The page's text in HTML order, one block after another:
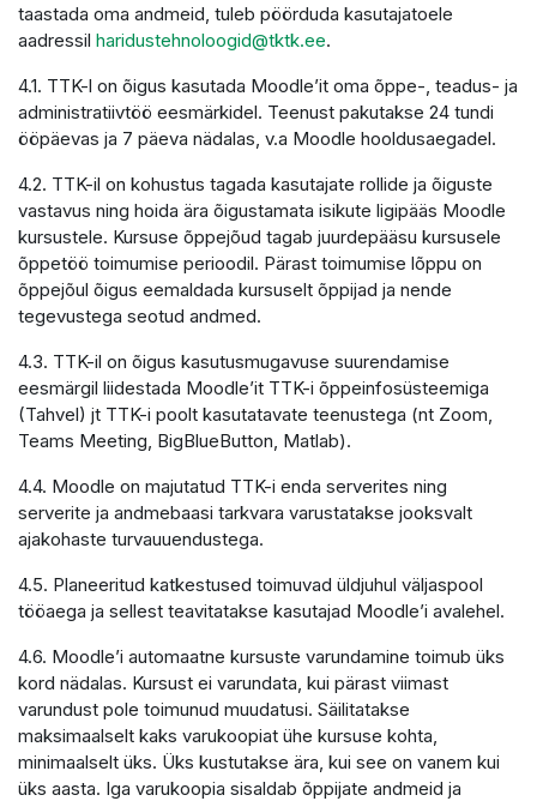
taastada oma andmeid, tuleb pöörduda kasutajatoele
aadressil haridustehnoloogid@tktk.ee.
4.1. TTK-l on õigus kasutada Moodle’it oma õppe-, teadus- ja
administratiivtöö eesmärkidel. Teenust pakutakse 24 tundi
ööpäevas ja 7 päeva nädalas, v.a Moodle hooldusaegadel.
4.2. TTK-il on kohustus tagada kasutajate rollide ja õiguste
vastavus ning hoida ära õigustamata isikute ligipääs Moodle
kursustele. Kursuse õppejõud tagab juurdepääsu kursusele
õppetöö toimumise perioodil. Pärast toimumise lõppu on
õppejõul õigus eemaldada kursuselt õppijad ja nende
tegevustega seotud andmed.
4.3. TTK-il on õigus kasutusmugavuse suurendamise
eesmärgil liidestada Moodle’it TTK-i õppeinfosüsteemiga
(Tahvel) jt TTK-i poolt kasutatavate teenustega (nt Zoom,
Teams Meeting, BigBlueButton, Matlab).
4.4. Moodle on majutatud TTK-i enda serverites ning
serverite ja andmebaasi tarkvara varustatakse jooksvalt
ajakohaste turvauuendustega.
4.5. Planeeritud katkestused toimuvad üldjuhul väljaspool
tööaega ja sellest teavitatakse kasutajad Moodle’i avalehel.
4.6. Moodle’i automaatne kursuste varundamine toimub üks
kord nädalas. Kursust ei varundata, kui pärast viimast
varundust pole toimunud muudatusi. Säilitatakse
maksimaalselt kaks varukoopiat ühe kursuse kohta,
minimaalselt üks. Üks kustutakse ära, kui see on vanem kui
üks aasta. Iga varukoopia sisaldab õppijate andmeid ja